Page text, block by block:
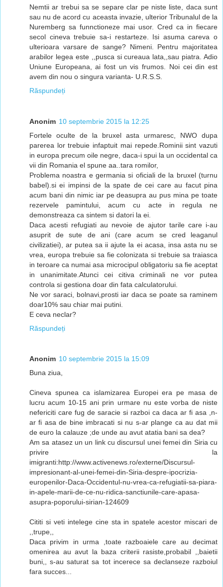
Nemtii ar trebui sa se separe clar pe niste liste, daca sunt
sau nu de acord cu aceasta invazie, ulterior Tribunalul de la
Nuremberg sa funnctioneze mai usor. Cred ca in fiecare
secol cineva trebuie sa-i restarteze. Isi asuma careva o
ulterioara varsare de sange? Nimeni. Pentru majoritatea
arabilor legea este ,,pusca si cureaua lata,,sau piatra. Adio
Uniune Europeana, ai fost un vis frumos. Noi cei din est
avem din nou o singura varianta- U.R.S.S.
Răspundeți
Anonim 10 septembrie 2015 la 12:25
Fortele oculte de la bruxel asta urmaresc, NWO dupa
parerea lor trebuie infaptuit mai repede.Rominii sint vazuti
in europa precum oile negre, daca-i spui la un occidental ca
vii din Romania el spune aa..tara romilor,
Problema noastra e germania si oficiali de la bruxel (turnu
babel).si ei impinsi de la spate de cei care au facut pina
acum bani din nimic iar pe deasupra au pus mina pe toate
rezervele pamintului, acum cu acte in regula ne
demonstreaza ca sintem si datori la ei.
Daca acesti refugiati au nevoie de ajutor tarile care i-au
asuprit de sute de ani (care acum se cred leaganul
civilizatiei), ar putea sa ii ajute la ei acasa, insa asta nu se
vrea, europa trebuie sa fie colonizata si trebuie sa traiasca
in teroare ca numai asa microcipul obligatoriu sa fie aceptat
in unanimitate.Atunci cei citiva criminali ne vor putea
controla si gestiona doar din fata calculatorului.
Ne vor saraci, bolnavi,prosti iar daca se poate sa raminem
doar10% sau chiar mai putini.
E ceva neclar?
Răspundeți
Anonim 10 septembrie 2015 la 15:09
Buna ziua,
Cineva spunea ca islamizarea Europei era pe masa de
lucru acum 10-15 ani prin urmare nu este vorba de niste
nefericiti care fug de saracie si razboi ca daca ar fi asa ,n-
ar fi asa de bine imbracati si nu s-ar plange ca au dat mii
de euro la calauze ;de unde au avut atatia bani sa dea?
Am sa atasez un un link cu discursul unei femei din Siria cu
privire la
imigranti:http://www.activenews.ro/externe/Discursul-
impresionant-al-unei-femei-din-Siria-despre-ipocrizia-
europenilor-Daca-Occidentul-nu-vrea-ca-refugiatii-sa-piara-
in-apele-marii-de-ce-nu-ridica-sanctiunile-care-apasa-
asupra-poporului-sirian-124609
Cititi si veti intelege cine sta in spatele acestor miscari de
,,trupe,,
Daca privim in urma ,toate razboaiele care au decimat
omenirea au avut la baza criterii rasiste,probabil ,,baietii
buni,, s-au saturat sa tot incerece sa declanseze razboiul
fara succes...